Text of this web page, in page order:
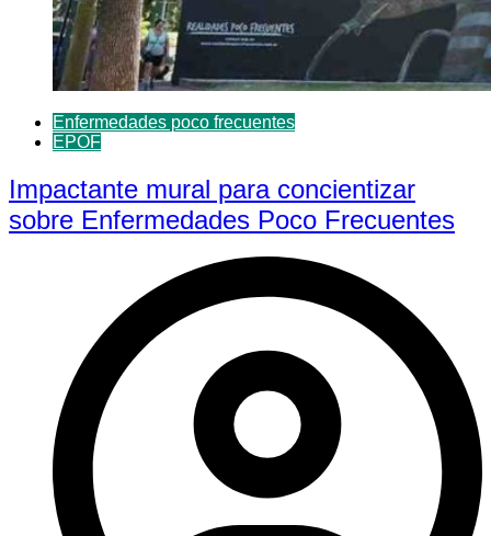
Enfermedades poco frecuentes
EPOF
Impactante mural para concientizar
sobre Enfermedades Poco Frecuentes